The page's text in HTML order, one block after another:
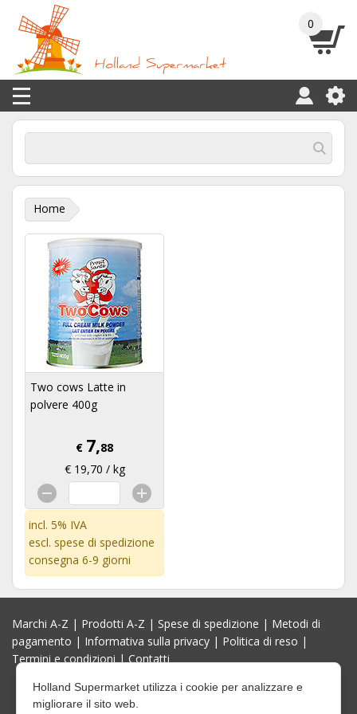
0
Home
Two cows Latte in
polvere 400g
€ 7,88
€ 19,70 / kg
incl. 5% IVA
escl. spese di spedizione
consegna 6-9 giorni
Marchi A-Z | Prodotti A-Z | Spese di spedizione | Metodi di
pagamento | Informativa sulla privacy | Politica di reso |
Termini e condizioni|Contatti
Holland Supermarket utilizza i cookie per analizzare e
migliorare il sito web.